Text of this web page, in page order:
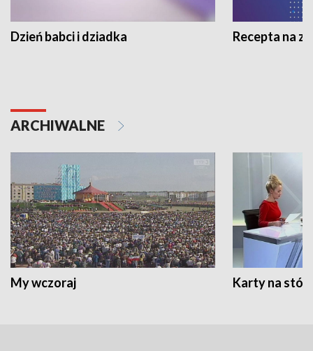
Dzień babci i dziadka Recepta na
ARCHIWALNE
My wczoraj Karty na